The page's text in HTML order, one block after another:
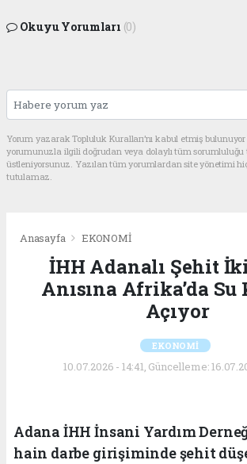
Okuyu Yorumları (0)
Yorum yazarak Topluluk Kuralları’nı kabul etmiş bulunuyor
yorumunuzla ilgili doğrudan veya dolaylı tüm sorumluluğu
üstleniyorsunuz. Yazılan tüm yorumlardan site yönetimi
tutulamaz.
Anasayfa EKONOMİ
İHH Adanalı Şehit
Anısına Afrika’da
Açıyor
EKONOMİ
10.07.2026 - 14:41, Güncelleme:
Adana İHH İnsani Yardım
hain darbe girişiminde şehit